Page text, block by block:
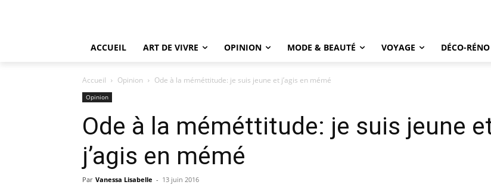
ACCUEIL ART DE VIVRE OPINION MODE & BEAUTÉ VOYAGE DÉCO-RÉNO
Accueil Opinion Ode à la méméttitude: je suis jeune et j’agis en mémé
Opinion
Ode à la méméttitude: je suis jeune
j’agis en mémé
Par Vanessa Lisabelle - 13 juin 2016